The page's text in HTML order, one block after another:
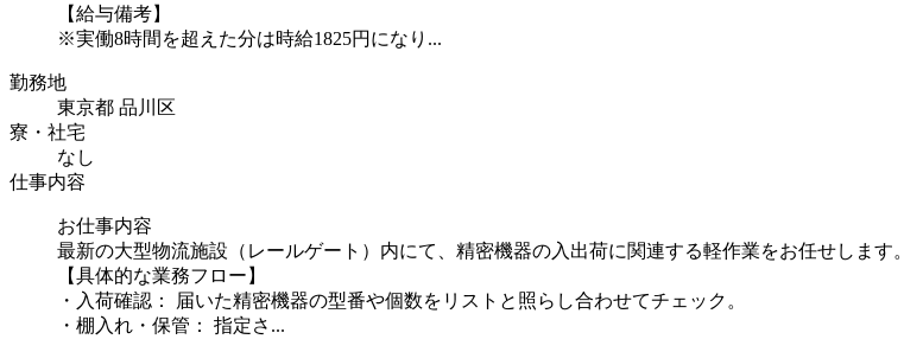
【給与備考】
※実働8時間を超えた分は時給1825円になり...
勤務地
東京都 品川区
寮・社宅
なし
仕事内容
お仕事内容
最新の大型物流施設（レールゲート）内にて、精密機器の入出荷に関連する軽作業をお任せします。
【具体的な業務フロー】
・入荷確認： 届いた精密機器の型番や個数をリストと照らし合わせてチェック。
・棚入れ・保管： 指定さ...